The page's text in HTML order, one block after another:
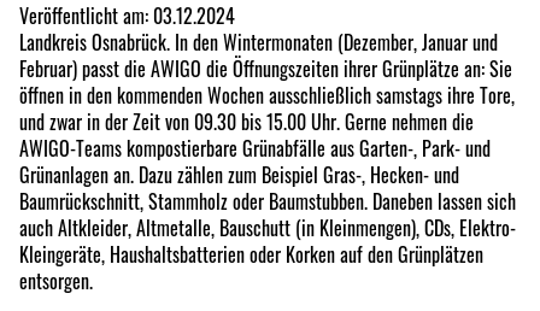
Veröffentlicht am: 03.12.2024
Landkreis Osnabrück. In den Wintermonaten (Dezember, Januar und
Februar) passt die AWIGO die Öffnungszeiten ihrer Grünplätze an: Sie
öffnen in den kommenden Wochen ausschließlich samstags ihre Tore,
und zwar in der Zeit von 09.30 bis 15.00 Uhr. Gerne nehmen die
AWIGO-Teams kompostierbare Grünabfälle aus Garten-, Park- und
Grünanlagen an. Dazu zählen zum Beispiel Gras-, Hecken- und
Baumrückschnitt, Stammholz oder Baumstubben. Daneben lassen sich
auch Altkleider, Altmetalle, Bauschutt (in Kleinmengen), CDs, Elektro-
Kleingeräte, Haushaltsbatterien oder Korken auf den Grünplätzen
entsorgen.